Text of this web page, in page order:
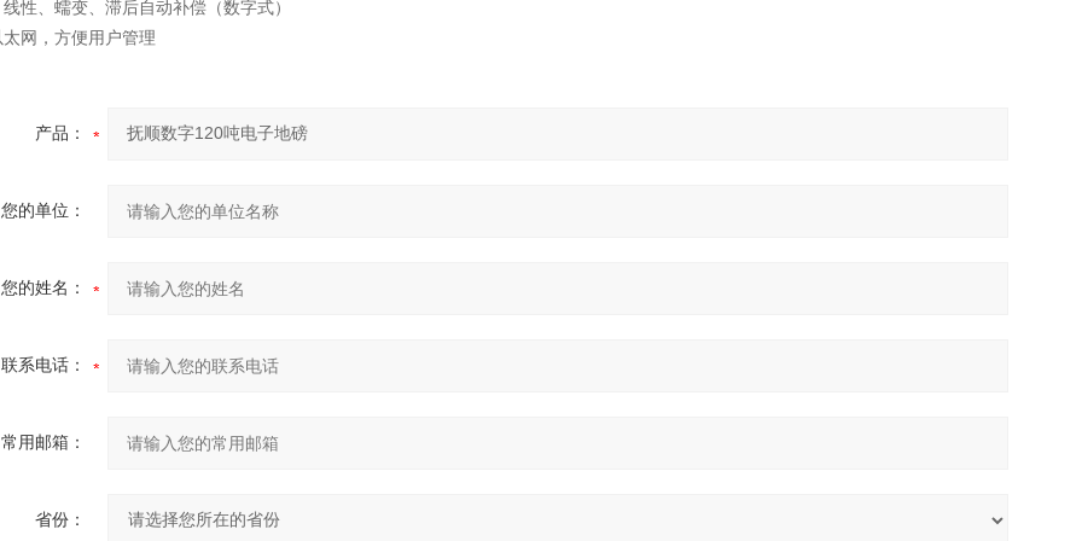
性、蠕变、滞后自动补偿（数字式）
网，方便用户管理
产品：
您的单位：
您的姓名：
联系电话：
常用邮箱：
省份：